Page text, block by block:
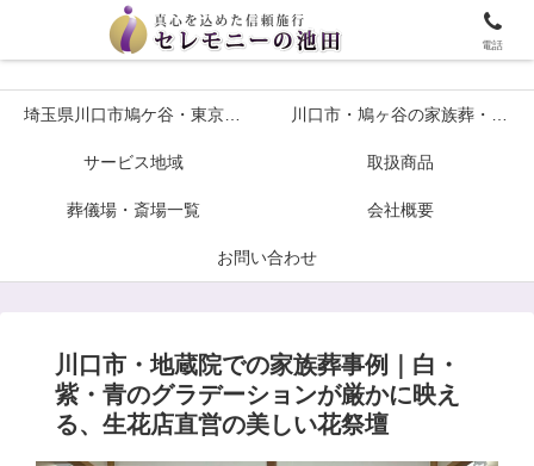
埼玉川口市鳩ケ谷・東京の葬儀や家族葬ならセレモニーの池田へ
埼玉県川口市鳩ケ谷・東京の葬儀や家族葬ならセレモニーの池田へ
サービス地域 取扱商品
葬儀場・斎場一覧 会社概要
お問い合わせ
川口市・地蔵院での家族葬事例｜白・
紫・青のグラデーションが厳かに映え
る、生花店直営の美しい花祭壇
電話